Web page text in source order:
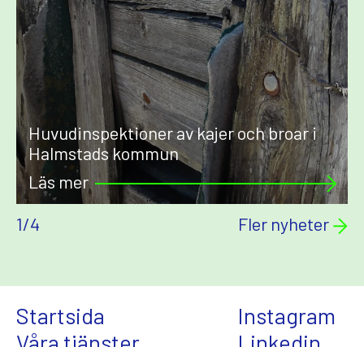
Huvudinspektioner av kajer och broar i
Halmstads kommun
Läs mer
1/4 Fler nyheter
Startsida
Instagram